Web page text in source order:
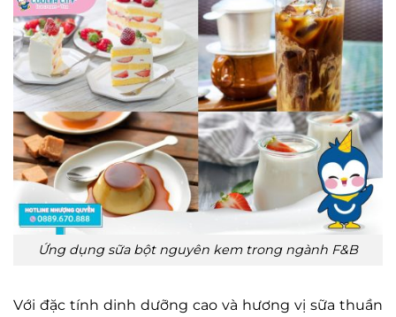
Ứng dụng sữa bột nguyên kem trong ngành F&B
Với đặc tính dinh dưỡng cao và hương vị sữa thuần